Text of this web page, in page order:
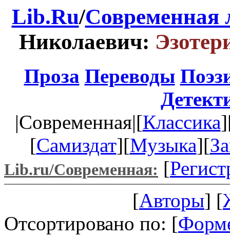
Lib.Ru/Современная
Николаевич:
Проза Переводы
|Современная|[Классика
[Самиздат][Музыка][
Lib.ru/Современная: [
[Авторы] [
Отсортировано по: [